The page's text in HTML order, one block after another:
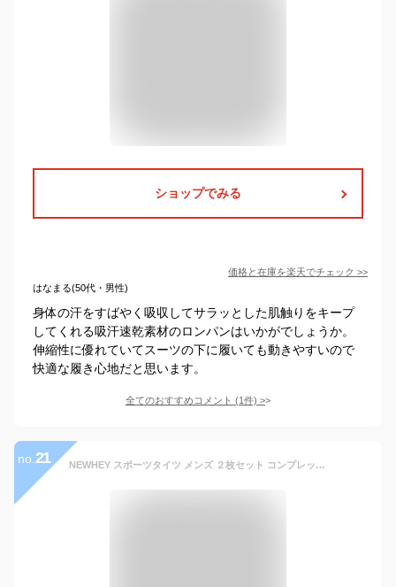
ショップでみる
価格と在庫を楽天でチェック >>
はなまる(50代・男性)
身体の汗をすばやく吸収してサラッとした肌触りをキープ
してくれる吸汗速乾素材のロンパンはいかがでしょうか。
伸縮性に優れていてスーツの下に履いても動きやすいので
快適な履き心地だと思います。
全てのおすすめコメント (1件) >
no. 21 NEWHEY スポーツタイツ メンズ ２枚セット コンプレッションウェア 「UVカット・吸汗速乾」 接触冷感 パワーストレッチ ランニングタイツ ロングタイツ 前閉じ スポーツ 保温 2black-M